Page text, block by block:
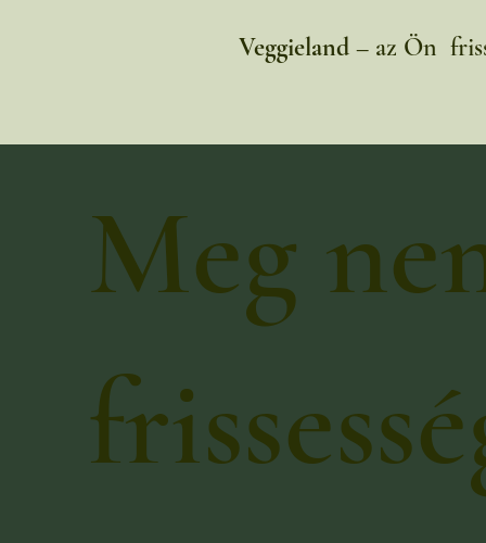
Veggieland – az Ön
Meg